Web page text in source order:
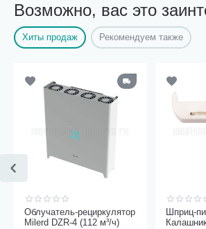
Возможно, вас это
Хиты продаж Рекомендуем также
Облучатель-рециркулятор
Milerd DZR-4 (112 м³/ч)
Шприц-